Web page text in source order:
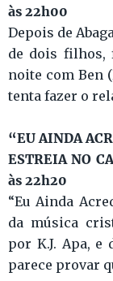
às 22h00
Depois de
de dois filhos,
noite com Ben
tenta fazer o
“EU AINDA
ESTREIA NO
às 22h20
“Eu Ainda
da música
por K.J. Apa, e
parece provar